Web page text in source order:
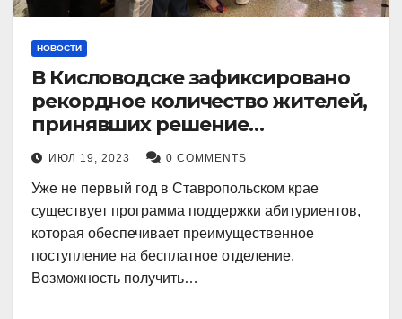
НОВОСТИ
В Кисловодске зафиксировано
рекордное количество жителей,
принявших решение
воспользоваться
установленными мерами, с
целью поступления в
медицинский вуз в районе.
ИЮЛ 19, 2023 0 COMMENTS
Уже не первый год в Ставропольском крае
существует программа поддержки абитуриентов,
которая обеспечивает преимущественное
поступление на бесплатное отделение.
Возможность получить…